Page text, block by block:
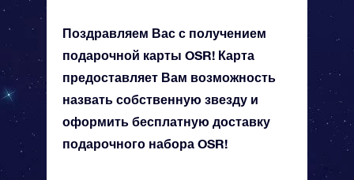
Поздравляем Вас с получением
подарочной карты OSR! Карта
предоставляет Вам возможность
назвать собственную звезду и
оформить бесплатную доставку
подарочного набора OSR!